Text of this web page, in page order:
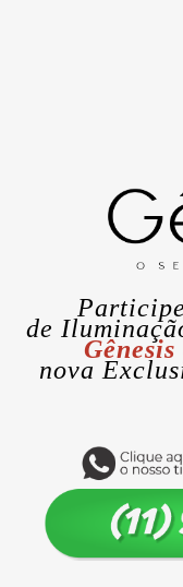
de
Gênesis
nova